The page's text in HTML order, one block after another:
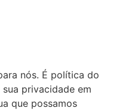
nós. É política do
privacidade em
que possamos